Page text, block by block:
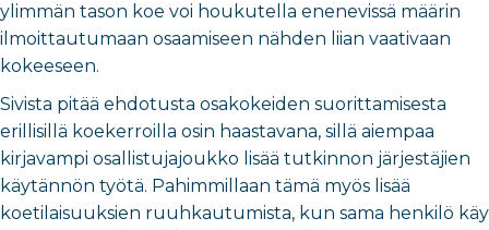
ylimmän tason koe voi houkutella enenevissä määrin
ilmoittautumaan osaamiseen nähden liian vaativaan
kokeeseen.
Sivista pitää ehdotusta osakokeiden suorittamisesta
erillisillä koekerroilla osin haastavana, sillä aiempaa
kirjavampi osallistujajoukko lisää tutkinnon järjestäjien
käytännön työtä. Pahimmillaan tämä myös lisää
koetilaisuuksien ruuhkautumista, kun sama henkilö käy